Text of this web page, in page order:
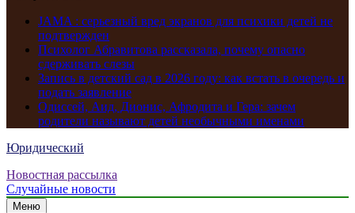
JAMA : серьезный вред экранов для психики детей не
подтвержден
Психолог Абравитова рассказала, почему опасно
сдерживать слезы
Запись в детский сад в 2026 году: как встать в очередь и
подать заявление
Одиссей, Аид, Дионис, Афродита и Гера: зачем
родители называют детей необычными именами
Юридический
Новостная рассылка
Случайные новости
Меню